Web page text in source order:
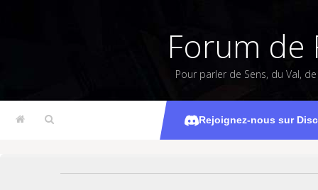
Forum de
Pour parler de Sens, du Val,
Rejoignez-nous sur